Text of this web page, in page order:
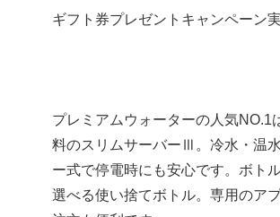
ギフト券プレゼントキャンペーン実
プレミアムウォーターの人気NO.1
料のスリムサーバーⅢ。冷水・温
ー式で停電時にも安心です。ボト
選べる使い捨てボトル。専用のア